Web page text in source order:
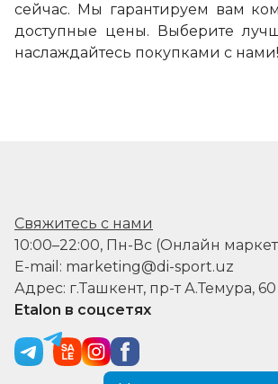
сейчас. Мы гарантируем вам
доступные цены. Выберите
наслаждайтесь покупками с нами!
Свяжитесь с нами
10:00–22:00, Пн-Вс (Онлайн
E-mail: marketing@di-sport.uz
Адрес: г.Ташкент, пр-т А.Темура, 60
Etalon в соцсетях